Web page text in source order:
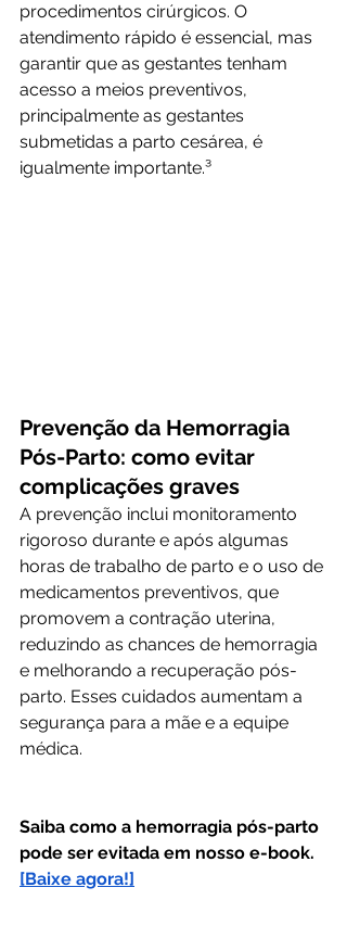
procedimentos cirúrgicos. O
atendimento rápido é essencial, mas
garantir que as gestantes tenham
acesso a meios preventivos,
principalmente as gestantes
submetidas a parto cesárea, é
igualmente importante.³
Prevenção da Hemorragia
Pós-Parto: como evitar
complicações graves
A prevenção inclui monitoramento
rigoroso durante e após algumas
horas de trabalho de parto e o uso de
medicamentos preventivos, que
promovem a contração uterina,
reduzindo as chances de hemorragia
e melhorando a recuperação pós-
parto. Esses cuidados aumentam a
segurança para a mãe e a equipe
médica.
Saiba como a hemorragia pós-parto
pode ser evitada em nosso e-book.
[Baixe agora!]